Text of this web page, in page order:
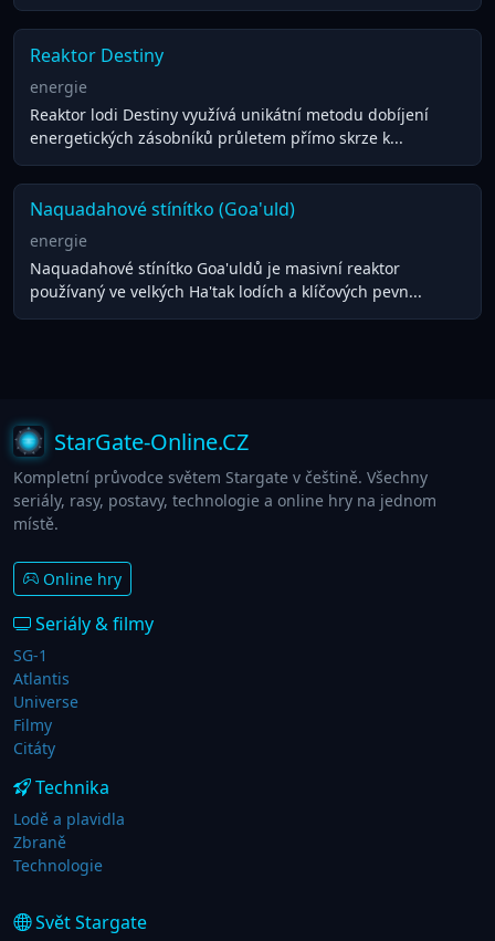
Reaktor Destiny
energie
Reaktor lodi Destiny využívá unikátní metodu dobíjení
energetických zásobníků průletem přímo skrze k...
Naquadahové stínítko (Goa'uld)
energie
Naquadahové stínítko Goa'uldů je masivní reaktor
používaný ve velkých Ha'tak lodích a klíčových pevn...
StarGate-Online.CZ
Kompletní průvodce světem Stargate v češtině. Všechny
seriály, rasy, postavy, technologie a online hry na jednom
místě.
Online hry
Seriály & filmy
SG-1
Atlantis
Universe
Filmy
Citáty
Technika
Lodě a plavidla
Zbraně
Technologie
Svět Stargate